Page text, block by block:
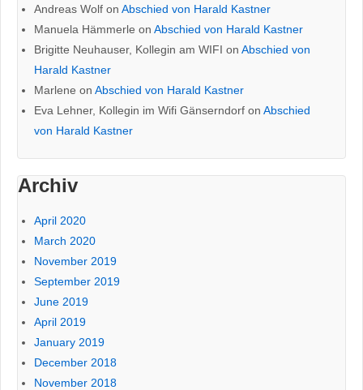
Andreas Wolf on Abschied von Harald Kastner
Manuela Hämmerle on Abschied von Harald Kastner
Brigitte Neuhauser, Kollegin am WIFI on Abschied von
Harald Kastner
Marlene on Abschied von Harald Kastner
Eva Lehner, Kollegin im Wifi Gänserndorf on Abschied
von Harald Kastner
Archiv
April 2020
March 2020
November 2019
September 2019
June 2019
April 2019
January 2019
December 2018
November 2018